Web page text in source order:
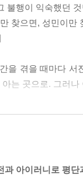
불행이 익숙했던
찾으면, 성민이
을 겪을 때마다
는 곳으로. 그러
은 개소리 할 거
기 주먹을 뻗었다
과 아이러니로 평